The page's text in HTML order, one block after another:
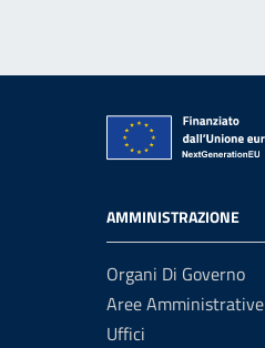
AMMINISTRAZIONE
Organi Di Governo
Aree Amministrative
Uffici